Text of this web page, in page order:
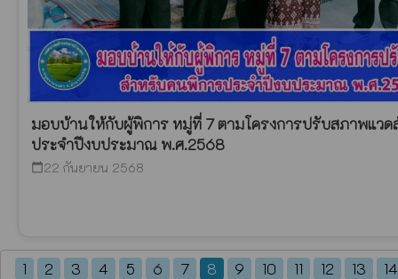
มอบบ้านให้กับผู้พิการ หมู่ที่ 7 ตามโครงการปรับสภาพแว
ประจำปีงบประมาณ พ.ศ.2568
calendar_today 22 กันยายน 2568
1 2 3 4 5 6 7 8 9 10 11 12 13
14